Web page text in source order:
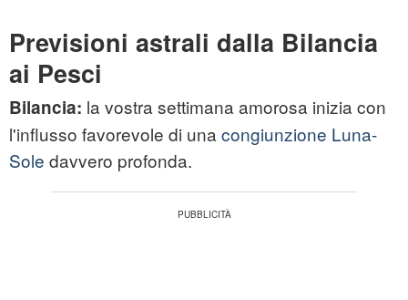
Previsioni astrali dalla Bilancia
ai Pesci
Bilancia: la vostra settimana amorosa inizia con
l'influsso favorevole di una congiunzione Luna-
Sole davvero profonda.